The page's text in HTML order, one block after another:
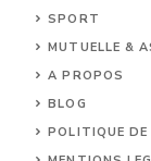
SPORT
MUTUELLE &
A PROPOS
BLOG
POLITIQUE